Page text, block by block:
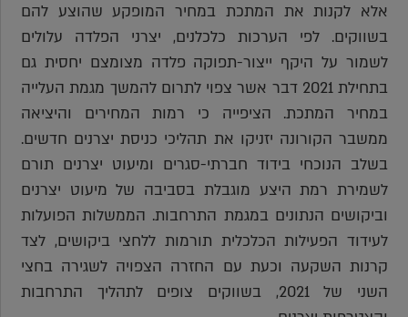
אלא לקנות את המתכת במחיר המופקע שהוצע להם
בשווקים. לפי הערכות כלכלנים, יצרני הפלדה עלולים
לשמור על היקף ייצור-תפוקה פלדה מצומצם יחסית גם
בתחילת 2021 דבר אשר צפוי לתרום להמשך מגמת העלייה
במחיר המתכת. הציפייה כי רמות המחירים והיציאה
ממשבר הקורונה יזניקו את תהליכי כניסת יצרנים חדשים.
בשלב הנוכחי בידוד חברתי-סגרים ומיעוט יצרנים תורם
לשמירת רמת היצע מוגבלת בסביבה של מיעוט יצרנים
וביקושים הנתונים במגמת התרחבות. הממשלות הפועלות
לעידוד הפעילות הכלכלית תורמות ללחצי ביקושים, לצד
קרנות השקעה וכעת עם החזרה הצפויה לשגירה בחצי
השני של 2021, בשווקים צופים לתהליך התרחבות